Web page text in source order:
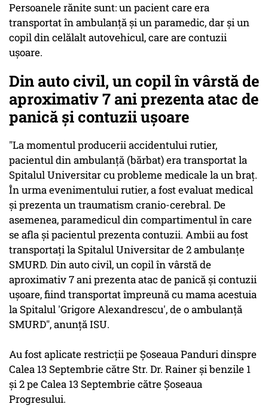
Persoanele rănite sunt: un pacient care era
transportat în ambulanţă şi un paramedic, dar şi un
copil din celălalt autovehicul, care are contuzii
uşoare.
Din auto civil, un copil în vârstă de
aproximativ 7 ani prezenta atac de
panică şi contuzii uşoare
"La momentul producerii accidentului rutier,
pacientul din ambulanţă (bărbat) era transportat la
Spitalul Universitar cu probleme medicale la un braţ.
În urma evenimentului rutier, a fost evaluat medical
şi prezenta un traumatism cranio-cerebral. De
asemenea, paramedicul din compartimentul în care
se afla şi pacientul prezenta contuzii. Ambii au fost
transportaţi la Spitalul Universitar de 2 ambulanţe
SMURD. Din auto civil, un copil în vârstă de
aproximativ 7 ani prezenta atac de panică şi contuzii
uşoare, fiind transportat împreună cu mama acestuia
la Spitalul 'Grigore Alexandrescu', de o ambulanţă
SMURD", anunţă ISU.
Au fost aplicate restricţii pe Şoseaua Panduri dinspre
Calea 13 Septembrie către Str. Dr. Rainer şi benzile 1
şi 2 pe Calea 13 Septembrie către Şoseaua
Progresului.